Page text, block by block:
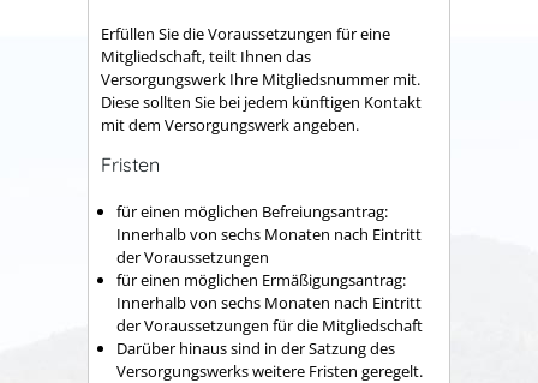
Erfüllen Sie die Voraussetzungen für eine
Mitgliedschaft, teilt Ihnen das
Versorgungswerk Ihre Mitgliedsnummer mit.
Diese sollten Sie bei jedem künftigen Kontakt
mit dem Versorgungswerk angeben.
Fristen
für einen möglichen Befreiungsantrag:
Innerhalb von sechs Monaten nach Eintritt
der Voraussetzungen
für einen möglichen Ermäßigungsantrag:
Innerhalb von sechs Monaten nach Eintritt
der Voraussetzungen für die Mitgliedschaft
Darüber hinaus sind in der Satzung des
Versorgungswerks weitere Fristen geregelt.